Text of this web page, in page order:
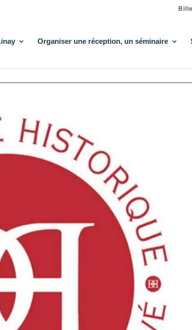
Organiser une réception, un séminaire